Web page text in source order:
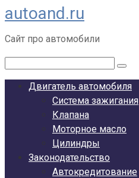
Перейти
к
контенту
autoand.ru
Сайт про автомобили
Двигатель автомобиля
Система зажигания
Клапана
Моторное масло
Цилиндры
Законодательство
Автокредитование